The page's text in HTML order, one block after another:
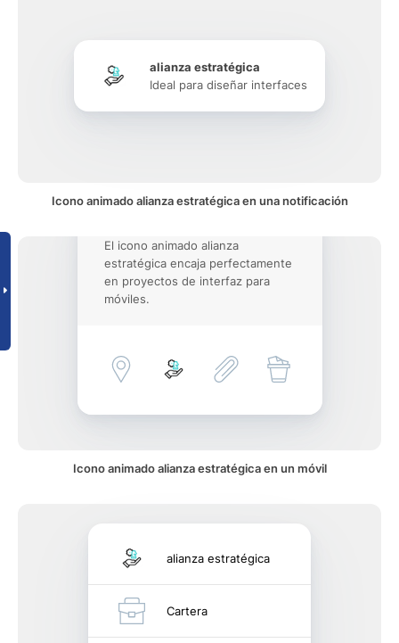
alianza estratégica
Ideal para diseñar interfaces
Icono animado alianza estratégica en una notificación
El icono animado alianza
estratégica encaja perfectamente
en proyectos de interfaz para
móviles.
Icono animado alianza estratégica en un móvil
alianza estratégica
Cartera